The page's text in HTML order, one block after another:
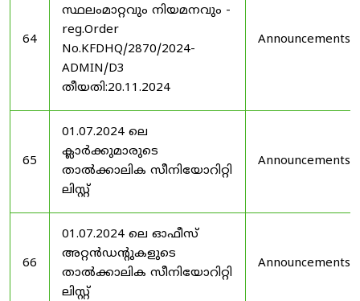
64
സ്ഥലംമാറ്റവും നിയമനവും -
reg.Order
No.KFDHQ/2870/2024-
ADMIN/D3
തീയതി:20.11.2024
Announcements
65
01.07.2024 ലെ
ക്ലാർക്കുമാരുടെ
താൽക്കാലിക സീനിയോറിറ്റി
ലിസ്റ്റ്
Announcements
66
01.07.2024 ലെ ഓഫീസ്
അറ്റൻഡൻ്റുകളുടെ
താൽക്കാലിക സീനിയോറിറ്റി
ലിസ്റ്റ്
Announcements